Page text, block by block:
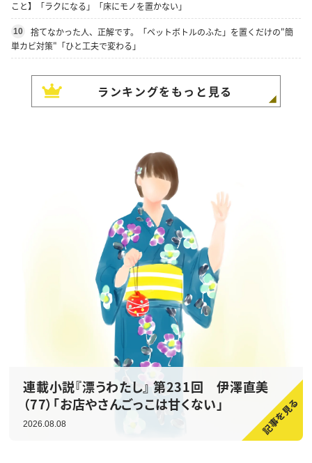
こと】「ラクになる」「床にモノを置かない」
10
捨てなかった人、正解です。「ペットボトルのふた」を置くだけの"簡
単カビ対策"「ひと工夫で変わる」
ランキングをもっと見る
連載小説『漂うわたし』 第231回 伊澤直美
（77）「お店やさんごっこは甘くない」
2026.08.08